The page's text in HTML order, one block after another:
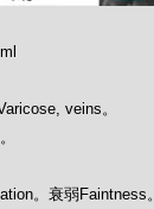
veins。
。衰弱Faintness。